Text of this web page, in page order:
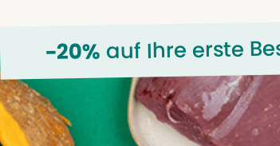
-20% auf Ihre erste